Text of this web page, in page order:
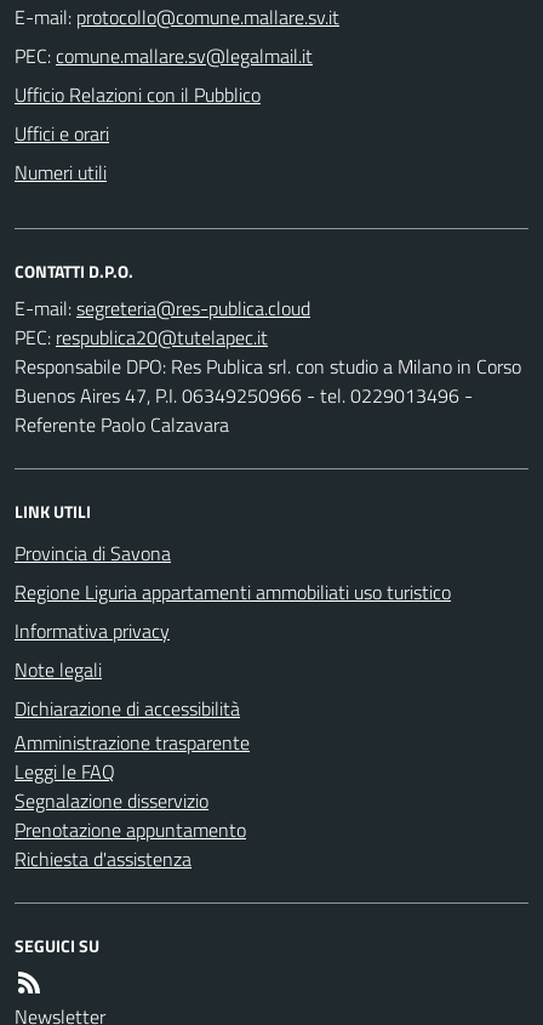
E-mail:
PEC:
Ufficio Relazioni con il Pubblico
Uffici e orari
Numeri utili
CONTATTI D.P.O.
E-mail:
PEC:
Responsabile DPO: Res Publica srl. con studio a Milano in Corso
Buenos Aires 47, P.I. 06349250966 - tel. 0229013496 -
Referente Paolo Calzavara
LINK UTILI
Provincia di Savona
Regione Liguria appartamenti ammobiliati uso turistico
Informativa privacy
Note legali
Dichiarazione di accessibilità
Amministrazione trasparente
Leggi le FAQ
Segnalazione disservizio
Prenotazione appuntamento
Richiesta d'assistenza
SEGUICI SU
Newsletter